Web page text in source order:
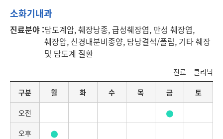
본
진
소화기내과
진료분야 :담도계암, 췌장낭종, 급성췌장염, 만성 췌장염,
췌장암, 신경내분비종양, 담낭결석/폴립, 기타 췌장
및 담도계 질환
진료
클리닉
별
료
구분 월 화 수 목 금 토
오전
오후